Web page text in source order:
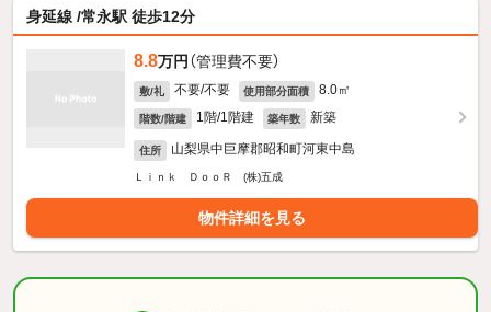
身延線 /常永駅 徒歩12分
8.8万円 （管理費不要）
敷/礼 不要/不要 使用部分面積 8.0㎡
階数/階建 1階/1階建 築年数 新築
住所 山梨県中巨摩郡昭和町河東中島
Ｌｉｎｋ ＤｏｏＲ (株)五成
物件詳細を見る